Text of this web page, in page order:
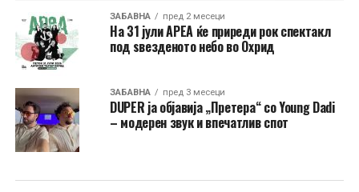
ЗАБАВНА пред 2 месеци
На 31 јули АРЕА ќе приреди рок спектакл
под ѕвезденото небо во Охрид
ЗАБАВНА пред 3 месеци
DUPER ја објавија „Претера“ со Young Dadi
– модерен звук и впечатлив спот